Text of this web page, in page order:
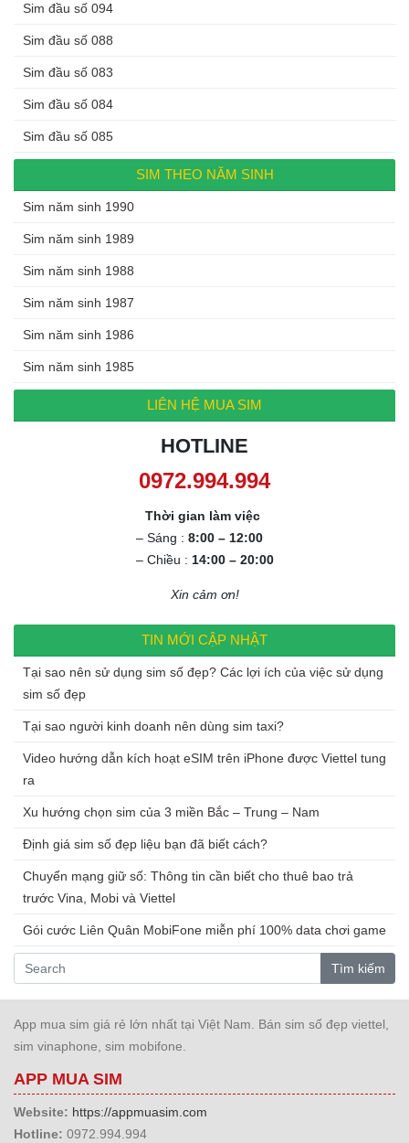
Sim đầu số 094
Sim đầu số 088
Sim đầu số 083
Sim đầu số 084
Sim đầu số 085
SIM THEO NĂM SINH
Sim năm sinh 1990
Sim năm sinh 1989
Sim năm sinh 1988
Sim năm sinh 1987
Sim năm sinh 1986
Sim năm sinh 1985
LIÊN HỆ MUA SIM
HOTLINE
0972.994.994
Thời gian làm việc
– Sáng : 8:00 – 12:00
– Chiều : 14:00 – 20:00
Xin cảm ơn!
TIN MỚI CẬP NHẬT
Tại sao nên sử dụng sim số đẹp? Các lợi ích của việc sử dụng
sim số đẹp
Tại sao người kinh doanh nên dùng sim taxi?
Video hướng dẫn kích hoạt eSIM trên iPhone được Viettel tung
ra
Xu hướng chọn sim của 3 miền Bắc – Trung – Nam
Định giá sim số đẹp liệu bạn đã biết cách?
Chuyển mạng giữ số: Thông tin cần biết cho thuê bao trả
trước Vina, Mobi và Viettel
Gói cước Liên Quân MobiFone miễn phí 100% data chơi game
Tìm kiếm
App mua sim giá rẻ lớn nhất tại Việt Nam. Bán sim số đẹp viettel,
sim vinaphone, sim mobifone.
APP MUA SIM
Website: https://appmuasim.com
Hotline: 0972.994.994